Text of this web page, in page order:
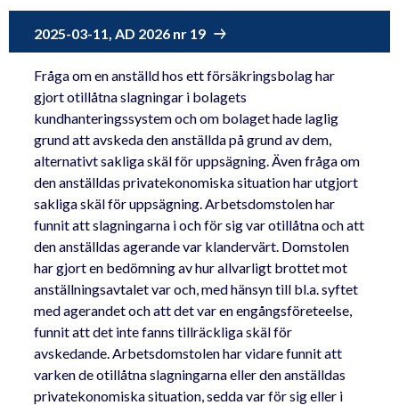
2025-03-11, AD 2026 nr 19
Fråga om en anställd hos ett försäkringsbolag har
gjort otillåtna slagningar i bolagets
kundhanteringssystem och om bolaget hade laglig
grund att avskeda den anställda på grund av dem,
alternativt sakliga skäl för uppsägning. Även fråga om
den anställdas privatekonomiska situation har utgjort
sakliga skäl för uppsägning. Arbetsdomstolen har
funnit att slagningarna i och för sig var otillåtna och att
den anställdas agerande var klandervärt. Domstolen
har gjort en bedömning av hur allvarligt brottet mot
anställningsavtalet var och, med hänsyn till bl.a. syftet
med agerandet och att det var en engångsföreteelse,
funnit att det inte fanns tillräckliga skäl för
avskedande. Arbetsdomstolen har vidare funnit att
varken de otillåtna slagningarna eller den anställdas
privatekonomiska situation, sedda var för sig eller i